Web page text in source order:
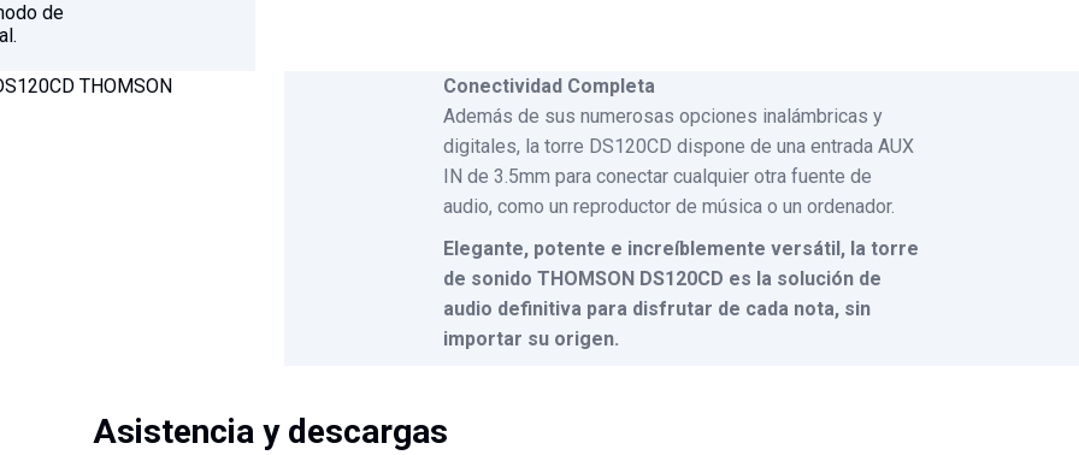
de
Conectividad Completa
Además de sus numerosas opciones inalámbricas y
digitales, la torre DS120CD dispone de una entrada AUX
IN de 3.5mm para conectar cualquier otra fuente de
audio, como un reproductor de música o un ordenador.
Elegante, potente e increíblemente versátil, la torre
de sonido THOMSON DS120CD es la solución de
audio definitiva para disfrutar de cada nota, sin
importar su origen.
Asistencia y descargas